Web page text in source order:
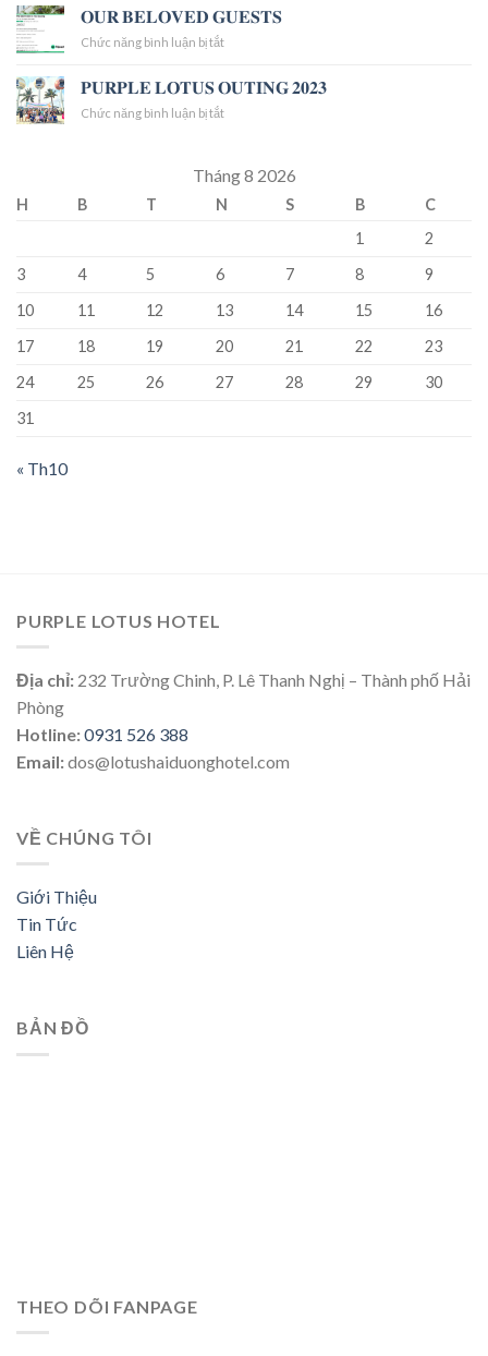
KHAI
GẮN
🌸
RA
MẮT
BỘ
TẬP
THỦ
MẶN
𝐎𝐔𝐑 𝐁𝐄𝐋𝐎𝐕𝐄𝐃 𝐆𝐔𝐄𝐒𝐓𝐒
Chức năng bình luận bị tắtở
𝐆𝐔𝐄𝐒𝐓𝐒
𝐏𝐔𝐑𝐏𝐋𝐄 𝐋𝐎𝐓𝐔𝐒 𝐎𝐔𝐓𝐈𝐍𝐆 𝟐𝟎𝟐𝟑
Chức năng bình luận bị tắtở
𝟐𝟎𝟐𝟑
Tháng 8 2026
H B T N S B
C
1
2
3
4 5 6 7 8
9
10
11 12 13 14 15
16
17
18 19 20 21 22
23
24
25 26 27 28 29
30
31
« Th10
PURPLE LOTUS HOTEL
Địa chỉ: 232 Trường Chinh, P. Lê Thanh Nghị – Thành phố Hải
Phòng
Hotline:0931 526 388
Email:dos@lotushaiduonghotel.com
VỀ CHÚNG TÔI
Giới Thiệu
Tin Tức
Liên Hệ
BẢN ĐỒ
THEO DÕI FANPAGE